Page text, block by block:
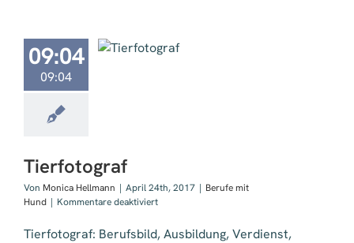
09:04
09:04
Tierfotograf
Von Monica Hellmann | April 24th, 2017 | Berufe mit
Hund | Kommentare deaktiviertfür
Tierfotograf: Berufsbild, Ausbildung, Verdienst,